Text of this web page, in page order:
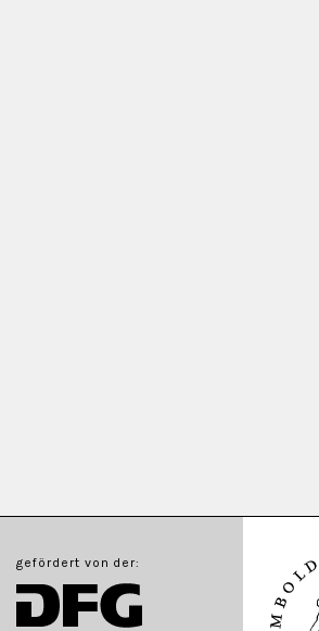
gefördert von der: